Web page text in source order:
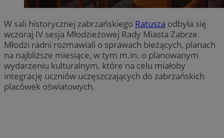
W sali historycznej zabrzańskiego Ratusza odbyła się
wczoraj IV sesja Młodzieżowej Rady Miasta Zabrze.
Młodzi radni rozmawiali o sprawach bieżących, planach
na najbliższe miesiące, w tym m.in. o planowanym
wydarzeniu kulturalnym, które na celu miałoby
integrację uczniów uczęszczających do zabrzańskich
placówek oświatowych.